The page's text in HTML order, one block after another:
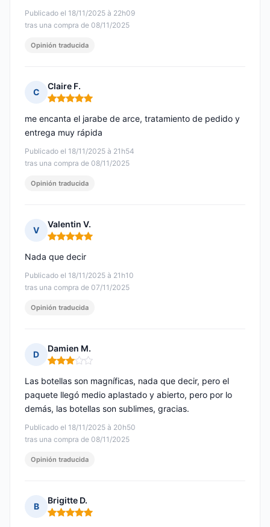
Publicado el 18/11/2025 à 22h09
tras una compra de 08/11/2025
Opinión traducida
C
Claire F.
Nota: 5 de 5
Publicado el 18/11/2025 à 21h54
tras una compra de 08/11/2025
me encanta el jarabe de arce, tratamiento de pedido y
entrega muy rápida
Opinión traducida
V
Valentin V.
Nota: 5 de 5
Publicado el 18/11/2025 à 21h10
tras una compra de 07/11/2025
Nada que decir
Opinión traducida
D
Damien M.
Nota: 3 de 5
Publicado el 18/11/2025 à 20h50
tras una compra de 08/11/2025
Las botellas son magníficas, nada que decir, pero el
paquete llegó medio aplastado y abierto, pero por lo
demás, las botellas son sublimes, gracias.
Opinión traducida
B
Brigitte D.
Nota: 5 de 5